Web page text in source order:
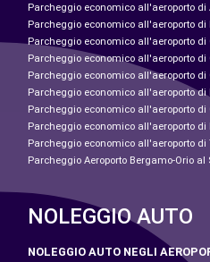
Parcheggio economico all'aeroporto di
Parcheggio economico all'aeroporto di
Parcheggio economico all'aeroporto di
Parcheggio economico all'aeroporto di
Parcheggio economico all'aeroporto di
Parcheggio economico all'aeroporto di
Parcheggio economico all'aeroporto di
Parcheggio economico all'aeroporto di
Parcheggio economico all'aeroporto di
Parcheggio Aeroporto Bergamo-Orio al
NOLEGGIO AUTO
NOLEGGIO AUTO NEGLI